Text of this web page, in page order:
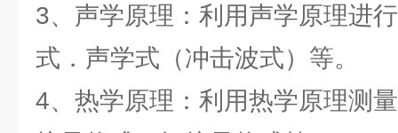
3、声学原理：利用声学原理进
式．声学式（冲击波式）等。
4、热学原理：利用热学原理测